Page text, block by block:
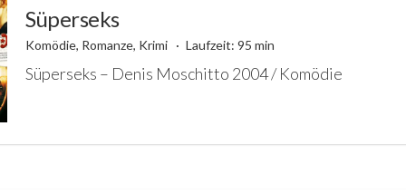
Süperseks
Komödie, Romanze, Krimi Laufzeit: 95 min
Süperseks – Denis Moschitto 2004 / Komödie